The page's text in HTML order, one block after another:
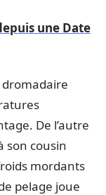
une Date
De l’autre
son cousin
mordants
pelage joue